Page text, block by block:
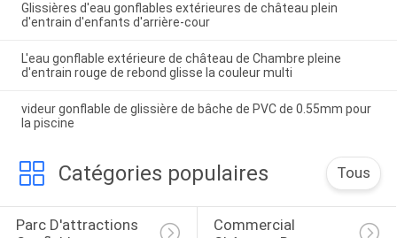
Glissières d'eau gonflables extérieures de château plein
d'entrain d'enfants d'arrière-cour
L'eau gonflable extérieure de château de Chambre pleine
d'entrain rouge de rebond glisse la couleur multi
videur gonflable de glissière de bâche de PVC de 0.55mm pour
la piscine
Catégories populaires Tous
Parc D'attractions
Commercial